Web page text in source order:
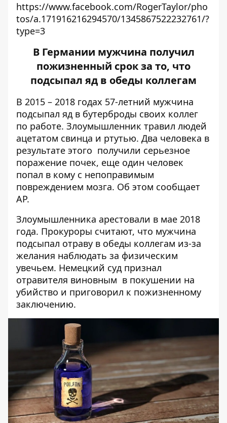
https://www.facebook.com/RogerTaylor/pho
tos/a.171916216294570/1345867522232761/?
type=3
В Германии мужчина получил
пожизненный срок за то, что
подсыпал яд в обеды коллегам
В 2015 – 2018 годах 57-летний мужчина
подсыпал яд в бутерброды своих коллег
по работе. Злоумышленник травил людей
ацетатом свинца и ртутью. Два человека в
результате этого получили серьезное
поражение почек, еще один человек
попал в кому с непоправимым
повреждением мозга. Об этом сообщает
AP.
Злоумышленника арестовали в мае 2018
года. Прокуроры считают, что мужчина
подсыпал отраву в обеды коллегам из-за
желания наблюдать за физическим
увечьем. Немецкий суд признал
отравителя виновным в покушении на
убийство и приговорил к пожизненному
заключению.